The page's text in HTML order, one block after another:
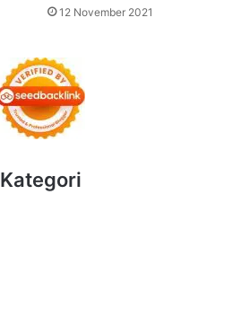
12 November 2021
Kategori